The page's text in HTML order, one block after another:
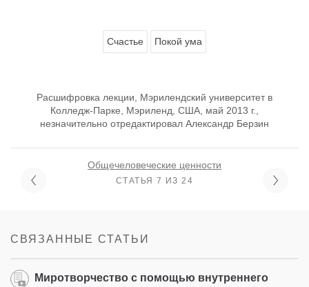
Счастье Покой ума
Расшифровка лекции, Мэрилендский университет в
Колледж-Парке, Мэриленд, США, май 2013 г.,
незначительно отредактировал Александр Берзин
Общечеловеческие ценности
СТАТЬЯ 7 ИЗ 24
СВЯЗАННЫЕ СТАТЬИ
Миротворчество с помощью внутреннего